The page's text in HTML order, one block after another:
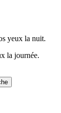
yeux la nuit.
la journée.